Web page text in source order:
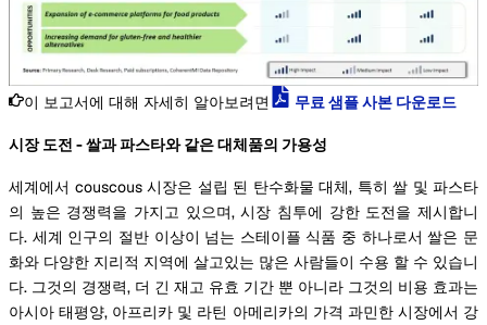
이 보고서에 대해 자세히 알아보려면 무료 샘플 사본 다운로드
시장 도전 - 쌀과 파스타와 같은 대체품의 가용성
세계에서 couscous 시장은 설립 된 탄수화물 대체, 특히 쌀 및 파스타
의 높은 경쟁력을 가지고 있으며, 시장 침투에 강한 도전을 제시합니
다. 세계 인구의 절반 이상이 넘는 스테이플 식품 중 하나로서 쌀은 문
화와 다양한 지리적 지역에 살고있는 많은 사람들이 수용 할 수 있습니
다. 그것의 경쟁력, 더 긴 재고 유효 기간 뿐 아니라 그것의 비용 효과는
아시아 태평양, 아프리카 및 라틴 아메리카의 가격 과민한 시장에서 강